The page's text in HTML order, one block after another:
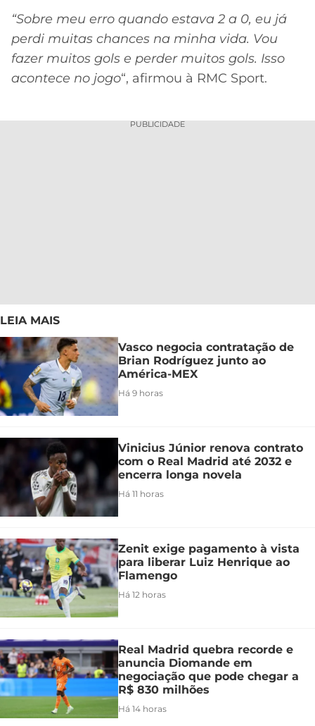
“Sobre meu erro quando estava 2 a 0, eu já
perdi muitas chances na minha vida. Vou
fazer muitos gols e perder muitos gols. Isso
acontece no jogo“, afirmou à RMC Sport.
PUBLICIDADE
LEIA MAIS
Vasco negocia contratação de
Brian Rodríguez junto ao
América-MEX
Há 9 horas
Vinicius Júnior renova contrato
com o Real Madrid até 2032 e
encerra longa novela
Há 11 horas
Zenit exige pagamento à vista
para liberar Luiz Henrique ao
Flamengo
Há 12 horas
Real Madrid quebra recorde e
anuncia Diomande em
negociação que pode chegar a
R$ 830 milhões
Há 14 horas